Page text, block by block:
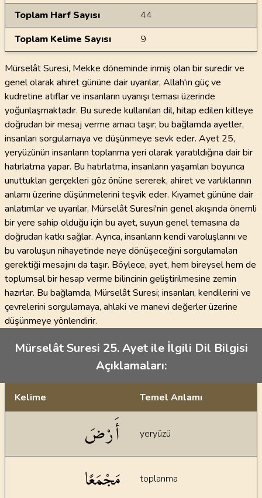
Toplam Harf Sayısı
44
Toplam Kelime Sayısı
9
Mürselât Suresi, Mekke döneminde inmiş olan bir suredir ve
genel olarak ahiret gününe dair uyarılar, Allah'ın güç ve
kudretine atıflar ve insanların uyanışı teması üzerinde
yoğunlaşmaktadır. Bu surede kullanılan dil, hitap edilen kitleye
doğrudan bir mesaj verme amacı taşır; bu bağlamda ayetler,
insanları sorgulamaya ve düşünmeye sevk eder. Ayet 25,
yeryüzünün insanların toplanma yeri olarak yaratıldığına dair bir
hatırlatma yapar. Bu hatırlatma, insanların yaşamları boyunca
unuttukları gerçekleri göz önüne sererek, ahiret ve varlıklarının
anlamı üzerine düşünmelerini teşvik eder. Kıyamet gününe dair
anlatımlar ve uyarılar, Mürselât Suresi'nin genel akışında önemli
bir yere sahip olduğu için bu ayet, suyun genel temasına da
doğrudan katkı sağlar. Ayrıca, insanların kendi varoluşlarını ve
bu varoluşun nihayetinde neye dönüşeceğini sorgulamaları
gerektiği mesajını da taşır. Böylece, ayet, hem bireysel hem de
toplumsal bir hesap verme bilincinin geliştirilmesine zemin
hazırlar. Bu bağlamda, Mürselât Suresi; insanları, kendilerini ve
çevrelerini sorgulamaya, ahlaki ve manevi değerler üzerine
düşünmeye yönlendirir.
Mürselât Suresi 25. Ayet ile İlgili Dil Bilgisi
Açıklamaları:
Kelime Temel Anlamı
أَرْضَ yeryüzü
مَجْمَعًا toplanma